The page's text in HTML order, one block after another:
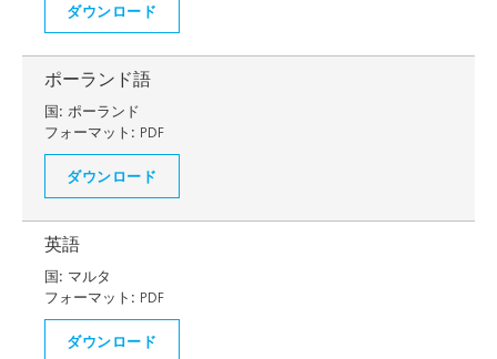
ダウンロード
ポーランド語
国: ポーランド
フォーマット: PDF
ダウンロード
英語
国: マルタ
フォーマット: PDF
ダウンロード